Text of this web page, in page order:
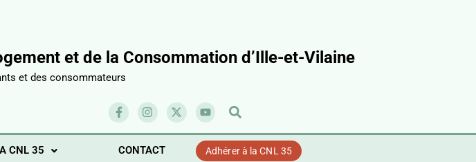
et de la Consommation d’Ille-et-Vilaine
et des consommateurs
CNL 35 CONTACT Adhérer à la CNL 35